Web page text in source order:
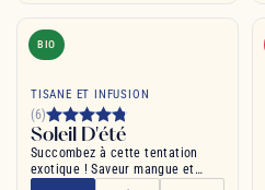
BIO
TISANE ET INFUSION
(6)
Soleil D'été
Succombez à cette tentation
exotique ! Saveur mangue et